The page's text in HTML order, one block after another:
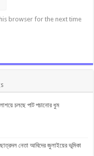
browser for the next time
চলছে পাট পচানোর ধুম
নেতা আবিদের জুলাইয়ের ভূমিকা